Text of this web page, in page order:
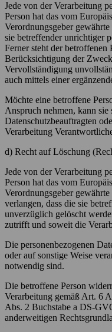
Jede von der Verarbeitung
Person hat das vom
Verordnungsgeber
sie betreffender unrichtiger
Ferner steht der betroffenen
Berücksichtigung der
Vervollständigung
auch mittels einer
Möchte eine betroffene
Anspruch nehmen, kann sie
Datenschutzbeauftragten
Verarbeitung
d) Recht auf Löschung
Jede von der Verarbeitung
Person hat das vom
Verordnungsgeber
verlangen, dass die sie
unverzüglich gelöscht
zutrifft und soweit die
Die personenbezogenen
oder auf sonstige Weise
notwendig sind.
Die betroffene Person
Verarbeitung gemäß Art. 6
Abs. 2 Buchstabe a DS-
anderweitigen